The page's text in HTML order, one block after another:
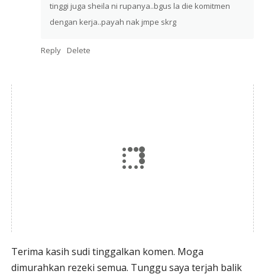
tinggi juga sheila ni rupanya..bgus la die komitmen
dengan kerja..payah nak jmpe skrg
Reply Delete
Terima kasih sudi tinggalkan komen. Moga
dimurahkan rezeki semua. Tunggu saya terjah balik